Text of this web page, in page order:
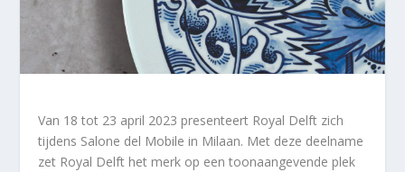
Van 18 tot 23 april 2023 presenteert Royal Delft zich
tijdens Salone del Mobile in Milaan. Met deze deelname
zet Royal Delft het merk op een toonaangevende plek